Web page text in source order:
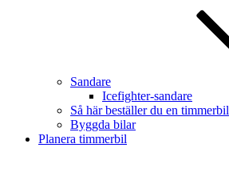
Sandare
Icefighter-sandare
Så här beställer du en timmerbil
Byggda bilar
Planera timmerbil